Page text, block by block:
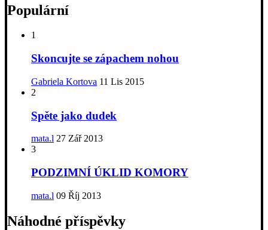
Populární
1
Skoncujte se zápachem nohou
Gabriela Kortova 11 Lis 2015
2
Spěte jako dudek
mata.l 27 Zář 2013
3
PODZIMNÍ ÚKLID KOMORY
mata.l 09 Říj 2013
Náhodné příspěvky